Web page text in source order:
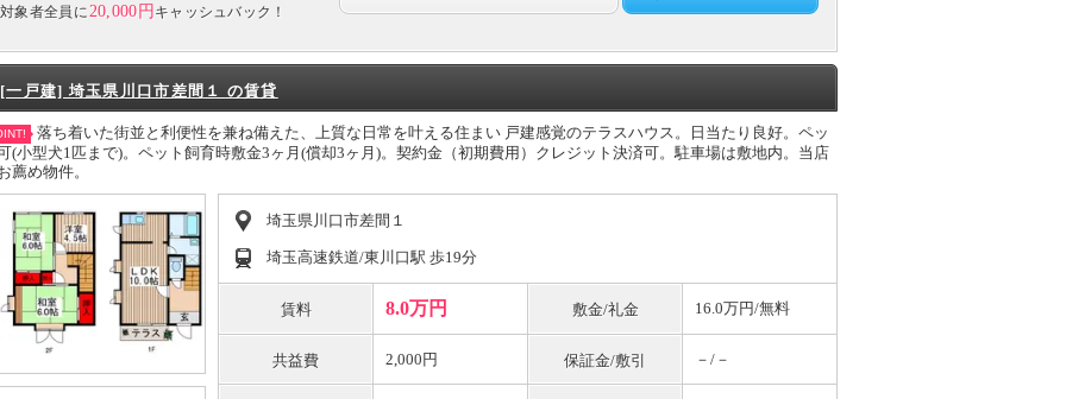
対象者全員に 20,000円 キャッシュバック！
[一戸建] 埼玉県川口市差間１ の賃貸
落ち着いた街並と利便性を兼ね備えた、上質な日常を叶える住まい 戸建感覚のテラスハウス。日当たり良好。ペッ
(小型犬1匹まで)。ペット飼育時敷金3ヶ月(償却3ヶ月)。契約金（初期費用）クレジット決済可。駐車場は敷地内。当店
薦め物件。
埼玉県川口市差間１
埼玉高速鉄道/東川口駅 歩19分
賃料 8.0万円 敷金/礼金 16.0万円/無料
共益費 2,000円 保証金/敷引 －/－